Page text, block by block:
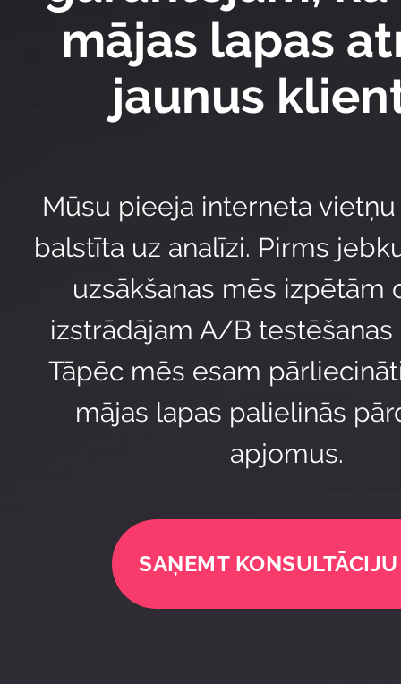
mājas lapas
jaunus
Mūsu pieeja interneta
balstīta uz analīzi. Pirms
uzsākšanas mēs izpētām
izstrādājam A/B
Tāpēc mēs esam
mājas lapas palielinās
apjomus.
SAŅEMT KONSULTĀCIJU